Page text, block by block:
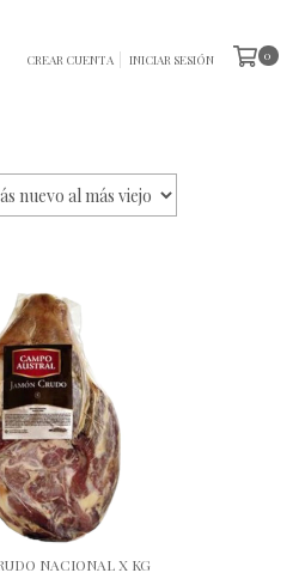
CREAR CUENTA INICIAR SESIÓN 0
NACIONAL X KG